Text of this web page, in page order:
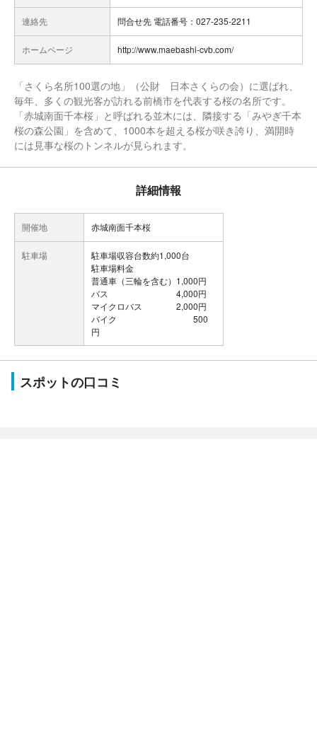
連絡先 問合せ先 電話番号：027-235-2211
ホームページ http://www.maebashi-cvb.com/
「さくら名所100選の地」（公財 日本さくらの会）に選ばれ、
毎年、多くの観光客が訪れる前橋市を代表する桜の名所です。
「赤城南面千本桜」と呼ばれる並木には、隣接する「みやぎ千本
桜の森公園」を含めて、1000本を超える桜が咲き誇り、満開時
詳細情報
開催地 赤城南面千本桜
駐車場
駐車場収容台数約1,000台
駐車場料金
普通車（三輪を含む）1,000円
バス 4,000円
マイクロバス 2,000円
バイク 500
円
スポットの口コミ